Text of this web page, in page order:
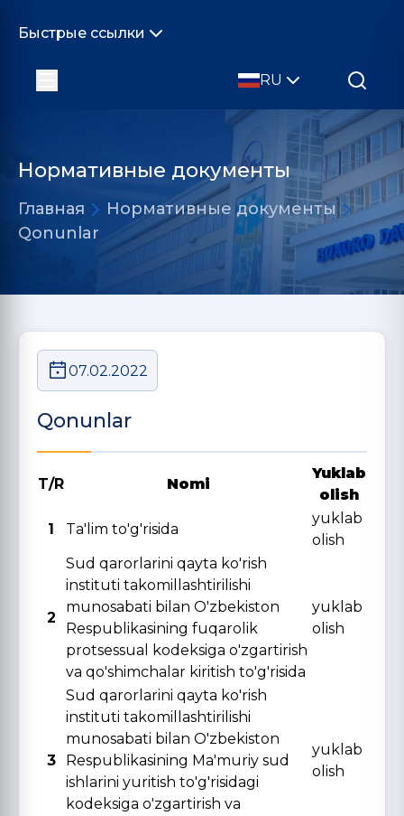
Быстрые ссылки
RU
Нормативные документы
Главная
Нормативные документы
Qonunlar
07.02.2022
Qonunlar
T/R Nomi
Yuklab
olish
1
Ta'lim to'g'risida
yuklab
olish
2
Sud qarorlarini qayta ko'rish
instituti takomillashtirilishi
munosabati bilan O'zbekiston
Respublikasining fuqarolik
protsessual kodeksiga o'zgartirish
va qo'shimchalar kiritish to'g'risida
yuklab
olish
3
Sud qarorlarini qayta ko'rish
instituti takomillashtirilishi
munosabati bilan O'zbekiston
Respublikasining Ma'muriy sud
ishlarini yuritish to'g'risidagi
kodeksiga o'zgartirish va
yuklab
olish